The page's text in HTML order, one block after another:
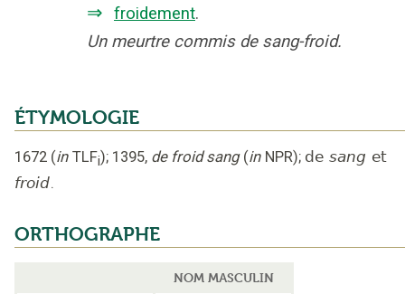
⇒ froidement.
Un meurtre commis de sang-froid.
ÉTYMOLOGIE
1672 (in TLFi); 1395, de froid sang (in NPR); de sang et
froid.
ORTHOGRAPHE
NOM MASCULIN